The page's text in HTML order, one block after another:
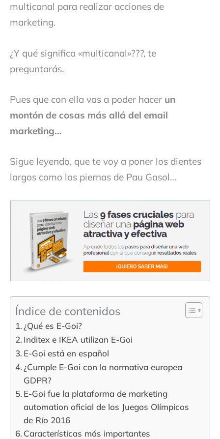
multicanal para realizar acciones de
marketing.
¿Y qué significa «multicanal»???, te
preguntarás.
Pues que con ella vas a poder hacer un
montón de cosas más allá del email
marketing…
Sigue leyendo, que te voy a poner los dientes
largos como las piernas de Pau Gasol…
Índice de contenidos
¿Qué es E-Goi?
Inditex e IKEA utilizan E-Goi
E-Goi está en español
¿Cumple E-Goi con la normativa europea
GDPR?
E-Goi fue la plataforma de marketing
automation oficial de los Juegos Olímpicos
de Río 2016
Características más importantes